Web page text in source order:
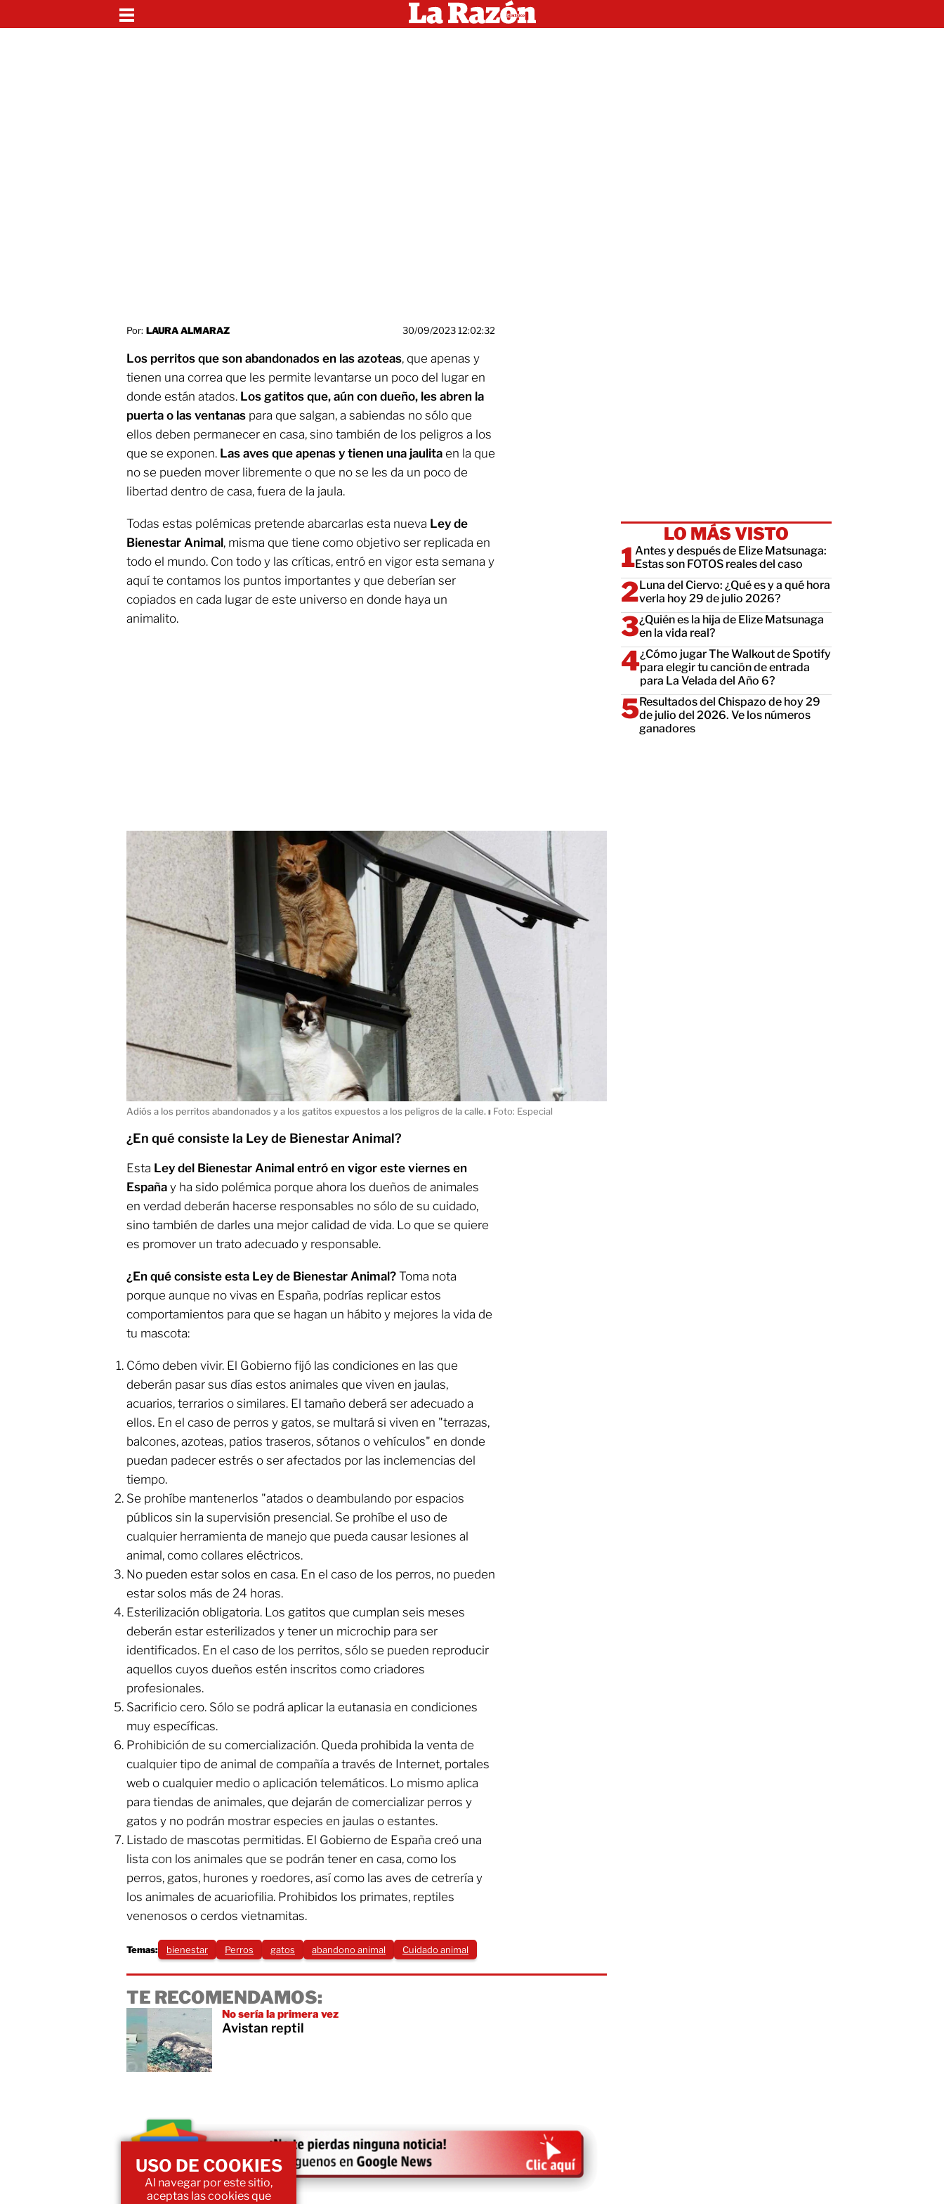
Por: LAURA ALMARAZ 30/09/2023 12:02:32
Los perritos que son abandonados en las azoteas, que apenas y
tienen una correa que les permite levantarse un poco del lugar en
donde están atados. Los gatitos que, aún con dueño, les abren la
puerta o las ventanas para que salgan, a sabiendas no sólo que
ellos deben permanecer en casa, sino también de los peligros a los
que se exponen. Las aves que apenas y tienen una jaulita en la que
no se pueden mover libremente o que no se les da un poco de
libertad dentro de casa, fuera de la jaula.
Todas estas polémicas pretende abarcarlas esta nueva Ley de
Bienestar Animal, misma que tiene como objetivo ser replicada en
todo el mundo. Con todo y las críticas, entró en vigor esta semana y
aquí te contamos los puntos importantes y que deberían ser
copiados en cada lugar de este universo en donde haya un
animalito.
Adiós a los perritos abandonados y a los gatitos expuestos a los peligros de la calle. ı Foto: Especial
¿En qué consiste la Ley de Bienestar Animal?
Esta Ley del Bienestar Animal entró en vigor este viernes en
España y ha sido polémica porque ahora los dueños de animales
en verdad deberán hacerse responsables no sólo de su cuidado,
sino también de darles una mejor calidad de vida. Lo que se quiere
es promover un trato adecuado y responsable.
¿En qué consiste esta Ley de Bienestar Animal? Toma nota
porque aunque no vivas en España, podrías replicar estos
comportamientos para que se hagan un hábito y mejores la vida de
tu mascota:
Cómo deben vivir. El Gobierno fijó las condiciones en las que
deberán pasar sus días estos animales que viven en jaulas,
acuarios, terrarios o similares. El tamaño deberá ser adecuado a
ellos. En el caso de perros y gatos, se multará si viven en "terrazas,
balcones, azoteas, patios traseros, sótanos o vehículos" en donde
puedan padecer estrés o ser afectados por las inclemencias del
tiempo.
​Se prohíbe mantenerlos "atados o deambulando por espacios
públicos sin la supervisión presencial. Se prohíbe el uso de
cualquier herramienta de manejo que pueda causar lesiones al
animal, como collares eléctricos.
​No pueden estar solos en casa. En el caso de los perros, no pueden
estar solos más de 24 horas.
​Esterilización obligatoria. Los gatitos que cumplan seis meses
deberán estar esterilizados y tener un microchip para ser
identificados. En el caso de los perritos, sólo se pueden reproducir
aquellos cuyos dueños estén inscritos como criadores
profesionales.
​Sacrificio cero. Sólo se podrá aplicar la eutanasia en condiciones
muy específicas.
​Prohibición de su comercialización. Queda prohibida la venta de
cualquier tipo de animal de compañía a través de Internet, portales
web o cualquier medio o aplicación telemáticos. Lo mismo aplica
para tiendas de animales, que dejarán de comercializar perros y
gatos y no podrán mostrar especies en jaulas o estantes.
​Listado de mascotas permitidas. El Gobierno de España creó una
lista con los animales que se podrán tener en casa, como los
perros, gatos, hurones y roedores, así como las aves de cetrería y
los animales de acuariofilia. Prohibidos los primates, reptiles
venenosos o cerdos vietnamitas.
Temas: bienestar Perros gatos abandono animal Cuidado animal
TE RECOMENDAMOS:
No sería la primera vez
Avistan reptil
LO MÁS VISTO
Antes y después de Elize Matsunaga:
Estas son FOTOS reales del caso
Luna del Ciervo: ¿Qué es y a qué hora
verla hoy 29 de julio 2026?
¿Quién es la hija de Elize Matsunaga
en la vida real?
¿Cómo jugar The Walkout de Spotify
para elegir tu canción de entrada
para La Velada del Año 6?
Resultados del Chispazo de hoy 29
de julio del 2026. Ve los números
ganadores
USO DE COOKIES
Al navegar por este sitio,
aceptas las cookies que